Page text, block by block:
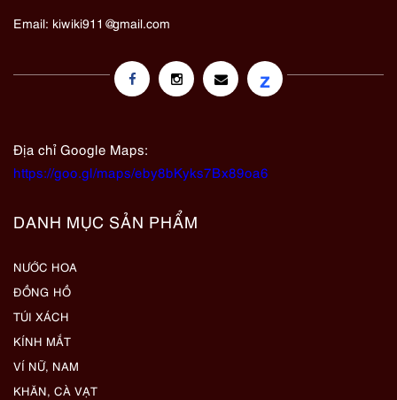
Email: kiwiki911@gmail.com
z
Địa chỉ Google Maps:
https://goo.gl/maps/eby8bKyks7Bx89oa6
DANH MỤC SẢN PHẨM
NƯỚC HOA
ĐỒNG HỒ
TÚI XÁCH
KÍNH MẮT
VÍ NỮ, NAM
KHĂN, CÀ VẠT